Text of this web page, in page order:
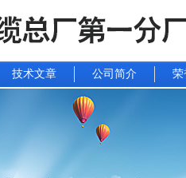
技术文章 公司简介 荣